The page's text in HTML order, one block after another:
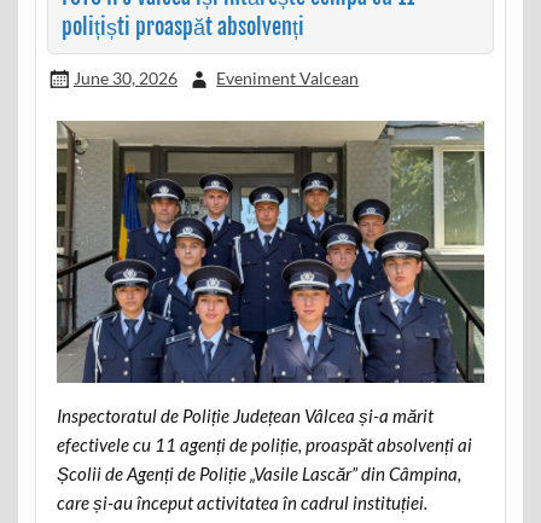
polițiști proaspăt absolvenți
June 30, 2026 Eveniment Valcean
Inspectoratul de Poliție Județean Vâlcea și-a mărit
efectivele cu 11 agenți de poliție, proaspăt absolvenți ai
Școlii de Agenți de Poliție „Vasile Lascăr” din Câmpina,
care și-au început activitatea în cadrul instituției.